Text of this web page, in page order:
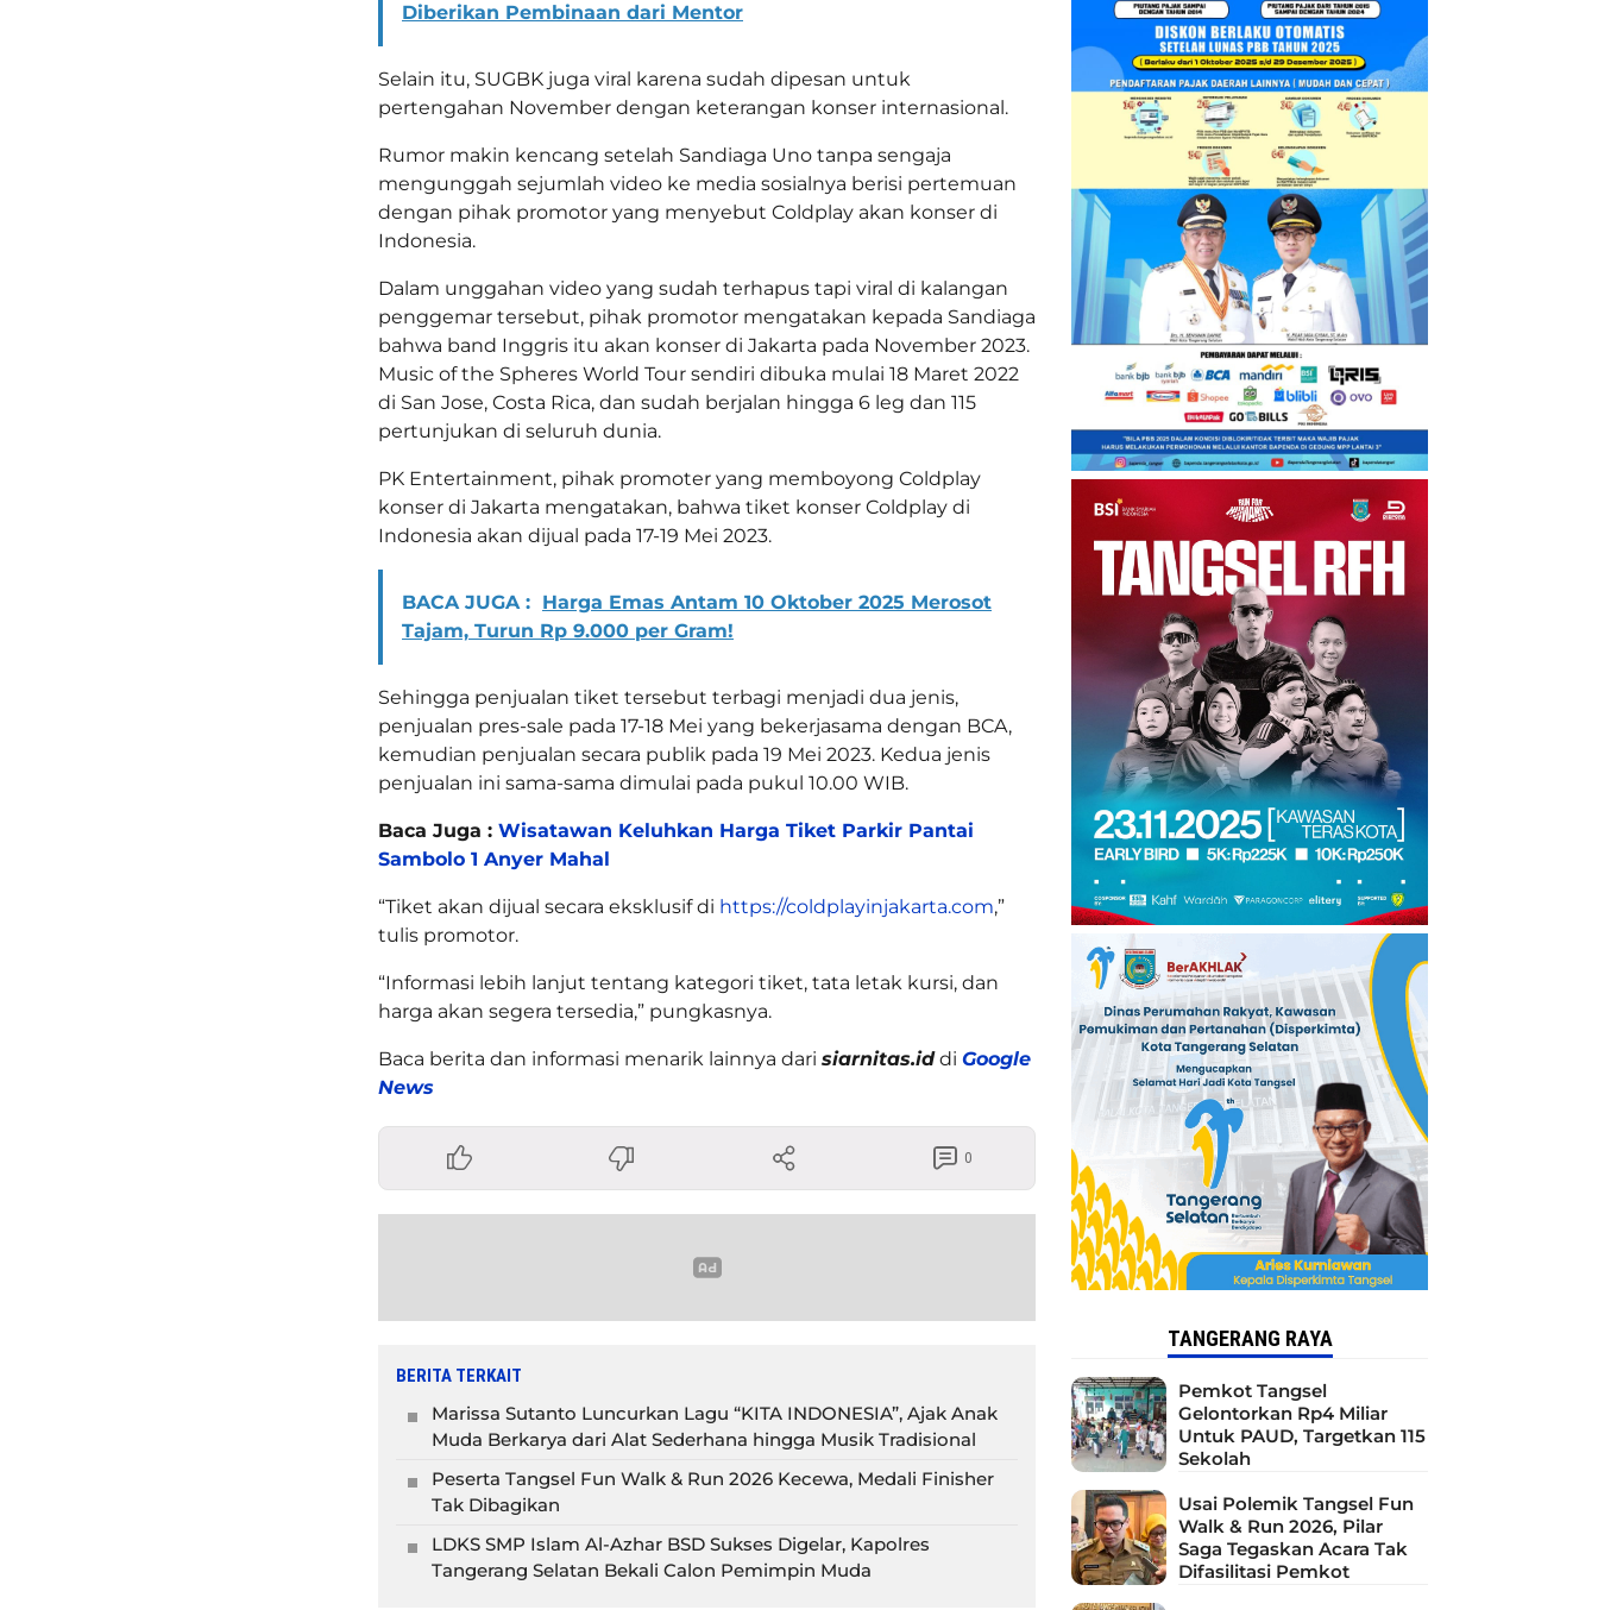
Diberikan Pembinaan dari Mentor
Selain itu, SUGBK juga viral karena sudah dipesan untuk
pertengahan November dengan keterangan konser internasional.
Rumor makin kencang setelah Sandiaga Uno tanpa sengaja
mengunggah sejumlah video ke media sosialnya berisi pertemuan
dengan pihak promotor yang menyebut Coldplay akan konser di
Indonesia.
Dalam unggahan video yang sudah terhapus tapi viral di kalangan
penggemar tersebut, pihak promotor mengatakan kepada Sandiaga
bahwa band Inggris itu akan konser di Jakarta pada November 2023.
Music of the Spheres World Tour sendiri dibuka mulai 18 Maret 2022
di San Jose, Costa Rica, dan sudah berjalan hingga 6 leg dan 115
pertunjukan di seluruh dunia.
PK Entertainment, pihak promoter yang memboyong Coldplay
konser di Jakarta mengatakan, bahwa tiket konser Coldplay di
Indonesia akan dijual pada 17-19 Mei 2023.
BACA JUGA : Harga Emas Antam 10 Oktober 2025 Merosot
Tajam, Turun Rp 9.000 per Gram!
Sehingga penjualan tiket tersebut terbagi menjadi dua jenis,
penjualan pres-sale pada 17-18 Mei yang bekerjasama dengan BCA,
kemudian penjualan secara publik pada 19 Mei 2023. Kedua jenis
penjualan ini sama-sama dimulai pada pukul 10.00 WIB.
Baca Juga : Wisatawan Keluhkan Harga Tiket Parkir Pantai
Sambolo 1 Anyer Mahal
“Tiket akan dijual secara eksklusif di https://coldplayinjakarta.com,”
tulis promotor.
“Informasi lebih lanjut tentang kategori tiket, tata letak kursi, dan
harga akan segera tersedia,” pungkasnya.
Baca berita dan informasi menarik lainnya dari siarnitas.iddi Google
News
0
BERITA TERKAIT
Marissa Sutanto Luncurkan Lagu “KITA INDONESIA”, Ajak Anak
Muda Berkarya dari Alat Sederhana hingga Musik Tradisional
Peserta Tangsel Fun Walk & Run 2026 Kecewa, Medali Finisher
Tak Dibagikan
LDKS SMP Islam Al-Azhar BSD Sukses Digelar, Kapolres
Tangerang Selatan Bekali Calon Pemimpin Muda
TANGERANG RAYA
Pemkot Tangsel
Gelontorkan Rp4 Miliar
Untuk PAUD, Targetkan 115
Sekolah
Usai Polemik Tangsel Fun
Walk & Run 2026, Pilar
Saga Tegaskan Acara Tak
Difasilitasi Pemkot